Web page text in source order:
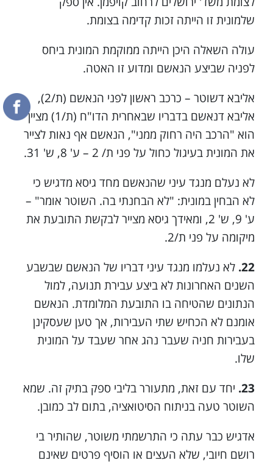
שלמונית זו הייתה זכות קדימה בצומת.
עולה השאלה היכן הייתה ממוקמת המונית ביחס
לפניה שביצע הנאשם ומדוע זו האטה.
אליבא דשוטר – כרכב ראשון לפני הנאשם (ת/2),
אליבא דנאשם בדבריו שבאחרית הדו"ח (ת/1) מציין
הוא "הרכב היה רחוק ממני", הנאשם אף נאות לצייר
את המונית בעיגול כחול על פני ת/ 2 – ע' 8, ש' 31.
לא נעלם מנגד עיני שהנאשם מחד גיסא מדגיש כי
לא הבחין במונית: "לא הבחנתי בה. השוטר אומר" –
ע' 9, ש' 2, ומאידך גיסא מצייר לבקשת התובעת את
מיקומה על פני ת/2.
22. לא נעלמו מנגד עיני דבריו של הנאשם שבשבע
השנים האחרונות לא ביצע עבירת תנועה, למול
הנתונים שהטיחה בו התובעת המלומדת. הנאשם
אומנם לא הכחיש שתי העבירות, אך טען שעסקינן
בעבירות חניה שעבר נהג אחר שעבד על המונית
שלו.
23. יחד עם זאת, מתעורר בליבי ספק בתיק זה. שמא
השוטר טעה בניתוח הסיטואציה, בתום לב כמובן.
אדגיש כבר עתה כי התרשמתי משוטר, שהותיר בי
רושם חיובי, שלא העצים או הוסיף פרטים שאינם